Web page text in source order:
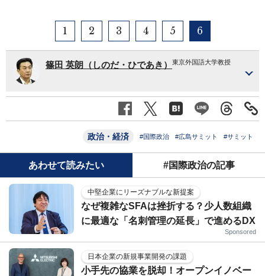
1 2 3 4 5 6
篠田 英朗（しのだ・ひであき） 東京外国語大学教授
政治・経済 #国際政治 #広島サミット #サミット
あわせて読みたい #国際政治の記事
中堅企業にリーズナブルな新提案
なぜ複雑なSFAは挫折する？少人数組織
に最適な「名刺管理の延長」で進めるDX
Sponsored
日本企業の新規事業開発の課題
小手先の協業を脱却！オープンイノベー